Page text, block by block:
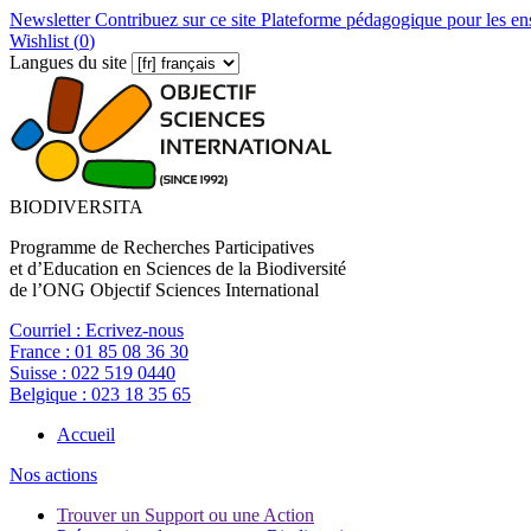
NewsletterContribuez sur ce site Plateforme pédagogique pour les
Wishlist (0)
Langues du site
BIODIVERSITA
Programme de Recherches Participatives
et d’Education en Sciences de la Biodiversité
de l’ONG Objectif Sciences International
Courriel : Ecrivez-nous
France : 01 85 08 36 30
Suisse : 022 519 0440
Belgique : 023 18 35 65
Accueil
Nos actions
Trouver un Support ou une Action